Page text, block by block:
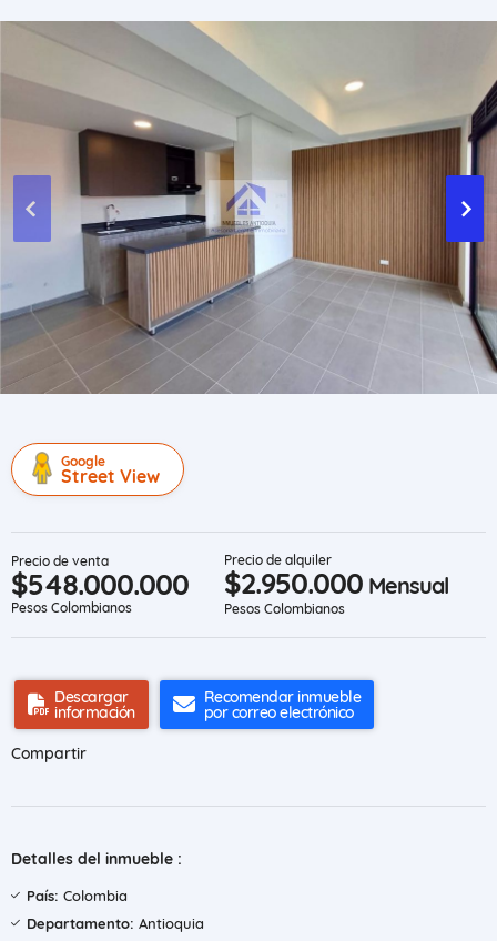
Google
Street View
Precio de venta
$548.000.000
Pesos Colombianos
Precio de alquiler
$2.950.000 Mensual
Pesos Colombianos
Descargar
información
Recomendar inmueble
por correo electrónico
Compartir
Detalles del inmueble :
País: Colombia
Departamento: Antioquia